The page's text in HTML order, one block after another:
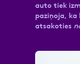
auto tiek
paziņoja,
atsakoties